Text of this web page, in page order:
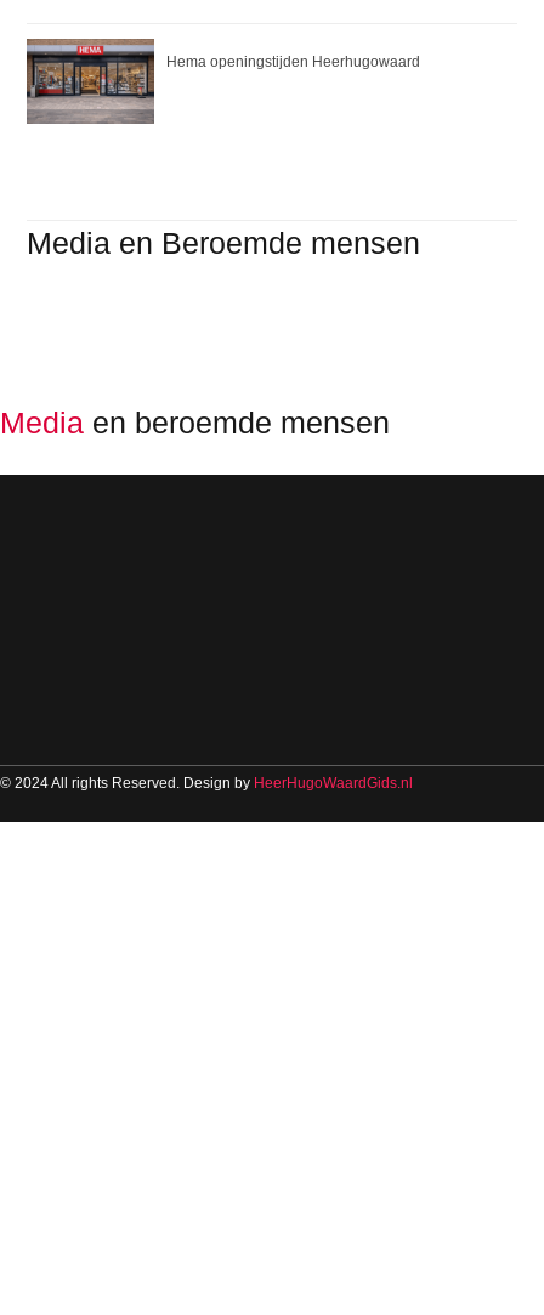
Hema openingstijden Heerhugowaard
Media en Beroemde mensen
Media en beroemde mensen
© 2024 All rights Reserved. Design by HeerHugoWaardGids.nl